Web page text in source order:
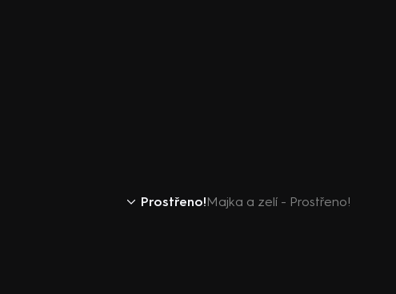
Prostřeno!Majka a zelí - Prostřeno!